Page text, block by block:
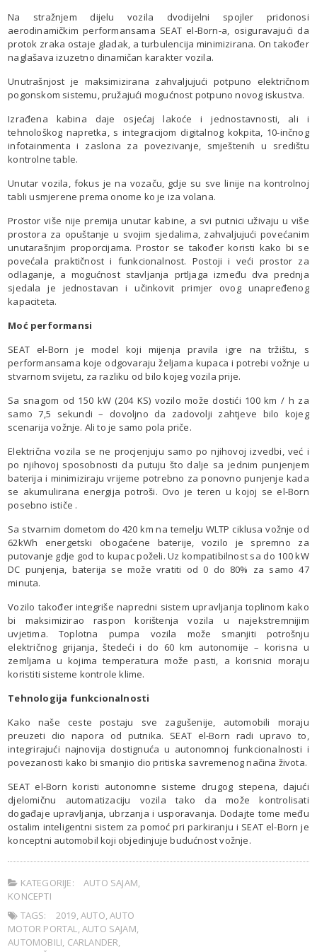
Na stražnjem dijelu vozila dvodijelni spojler pridonosi
aerodinamičkim performansama SEAT el-Born-a, osiguravajući da
protok zraka ostaje gladak, a turbulencija minimizirana. On također
naglašava izuzetno dinamičan karakter vozila.
Unutrašnjost je maksimizirana zahvaljujući potpuno električnom
pogonskom sistemu, pružajući mogućnost potpuno novog iskustva.
Izrađena kabina daje osjećaj lakoće i jednostavnosti, ali i
tehnološkog napretka, s integracijom digitalnog kokpita, 10-inčnog
infotainmenta i zaslona za povezivanje, smještenih u središtu
kontrolne table.
Unutar vozila, fokus je na vozaču, gdje su sve linije na kontrolnoj
tabli usmjerene prema onome ko je iza volana.
Prostor više nije premija unutar kabine, a svi putnici uživaju u više
prostora za opuštanje u svojim sjedalima, zahvaljujući povećanim
unutarašnjim proporcijama. Prostor se također koristi kako bi se
povećala praktičnost i funkcionalnost. Postoji i veći prostor za
odlaganje, a mogućnost stavljanja prtljaga između dva prednja
sjedala je jednostavan i učinkovit primjer ovog unapređenog
kapaciteta.
Moć performansi
SEAT el-Born je model koji mijenja pravila igre na tržištu, s
performansama koje odgovaraju željama kupaca i potrebi vožnje u
stvarnom svijetu, za razliku od bilo kojeg vozila prije.
Sa snagom od 150 kW (204 KS) vozilo može dostići 100 km / h za
samo 7,5 sekundi – dovoljno da zadovolji zahtjeve bilo kojeg
scenarija vožnje. Ali to je samo pola priče.
Električna vozila se ne procjenjuju samo po njihovoj izvedbi, već i
po njihovoj sposobnosti da putuju što dalje sa jednim punjenjem
baterija i minimiziraju vrijeme potrebno za ponovno punjenje kada
se akumulirana energija potroši. Ovo je teren u kojoj se el-Born
posebno ističe .
Sa stvarnim dometom do 420 km na temelju WLTP ciklusa vožnje od
62kWh energetski obogaćene baterije, vozilo je spremno za
putovanje gdje god to kupac poželi. Uz kompatibilnost sa do 100 kW
DC punjenja, baterija se može vratiti od 0 do 80% za samo 47
minuta.
Vozilo također integriše napredni sistem upravljanja toplinom kako
bi maksimizirao raspon korištenja vozila u najekstremnijim
uvjetima. Toplotna pumpa vozila može smanjiti potrošnju
električnog grijanja, štedeći i do 60 km autonomije – korisna u
zemljama u kojima temperatura može pasti, a korisnici moraju
koristiti sisteme kontrole klime.
Tehnologija funkcionalnosti
Kako naše ceste postaju sve zagušenije, automobili moraju
preuzeti dio napora od putnika. SEAT el-Born radi upravo to,
integrirajući najnovija dostignuća u autonomnoj funkcionalnosti i
povezanosti kako bi smanjio dio pritiska savremenog načina života.
SEAT el-Born koristi autonomne sisteme drugog stepena, dajući
djelomičnu automatizaciju vozila tako da može kontrolisati
događaje upravljanja, ubrzanja i usporavanja. Dodajte tome među
ostalim inteligentni sistem za pomoć pri parkiranju i SEAT el-Born je
konceptni automobil koji objedinjuje budućnost vožnje.
KATEGORIJE: AUTO SAJAM,
KONCEPTI
TAGS:
2019,AUTO,AUTO
MOTOR PORTAL,AUTO SAJAM,
AUTOMOBILI, CARLANDER,